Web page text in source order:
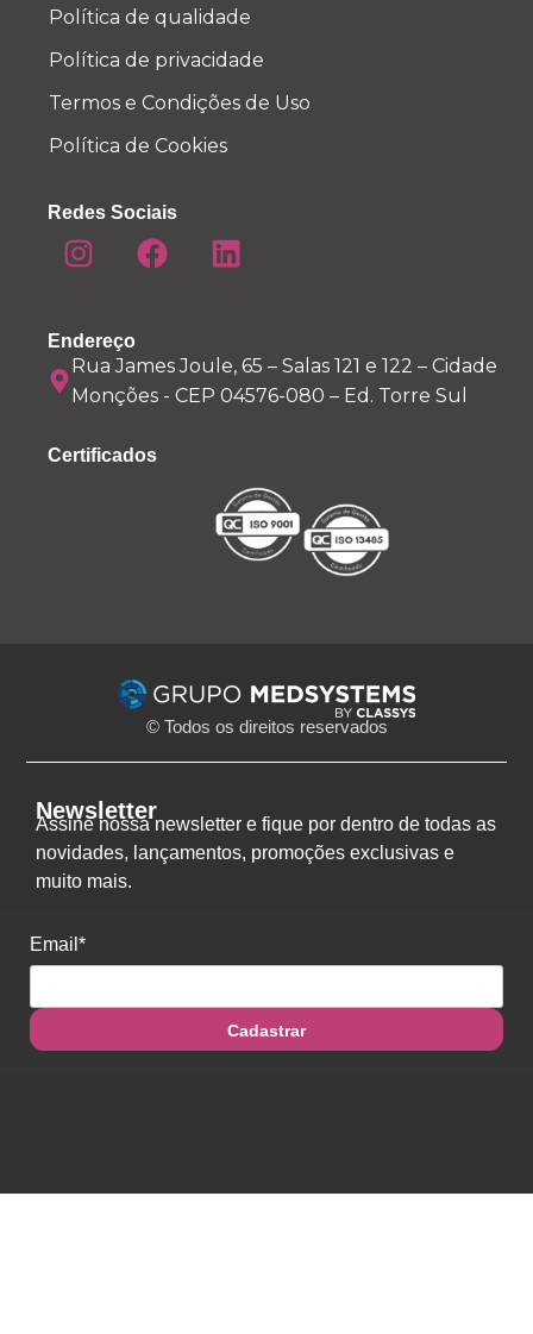
Política de qualidade
Política de privacidade
Termos e Condições de Uso
Política de Cookies
Redes Sociais
Endereço
Rua James Joule, 65 – Salas 121 e 122 – Cidade
Monções - CEP 04576-080 – Ed. Torre Sul
Certificados
© Todos os direitos reservados
Newsletter
Assine nossa newsletter e fique por dentro de todas as
novidades, lançamentos, promoções exclusivas e
muito mais.
Email*
Cadastrar